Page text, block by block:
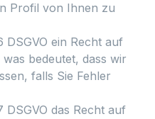
Profil von Ihnen zu
DSGVO ein Recht auf
bedeutet, dass wir
falls Sie Fehler
DSGVO das Recht auf